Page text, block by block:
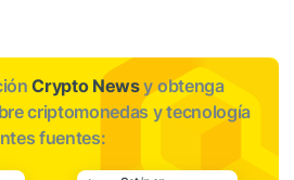
Crypto Newsy obtenga
criptomonedas y tecnología
fuentes: